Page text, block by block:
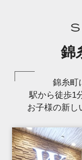
錦
錦糸町
駅から徒歩1
お子様の新し